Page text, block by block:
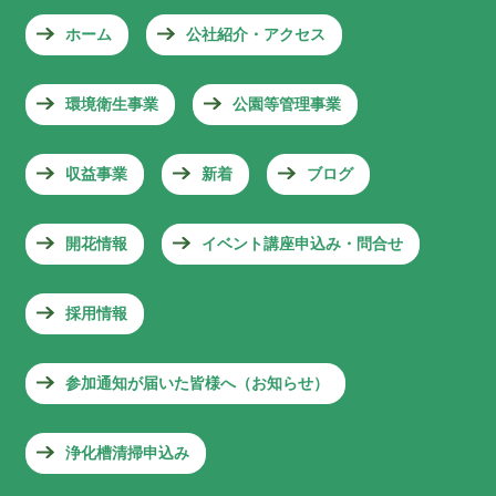
ホーム 公社紹介・アクセス
環境衛生事業 公園等管理事業
収益事業 新着 ブログ
開花情報 イベント講座申込み・問合せ
採用情報
参加通知が届いた皆様へ（お知らせ）
浄化槽清掃申込み